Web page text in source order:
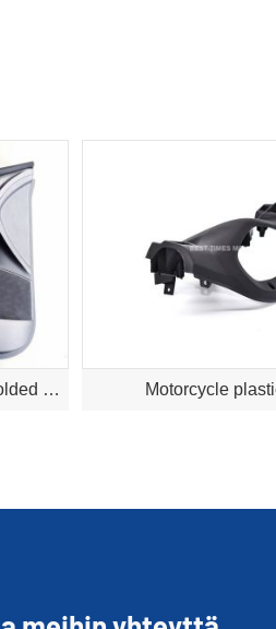
automotive plastic injection molded part Motorcycle